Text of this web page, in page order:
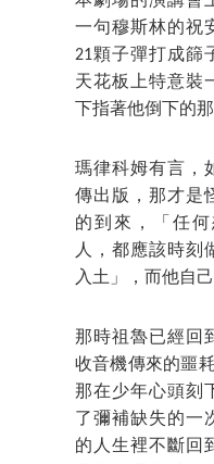
一句穆斯林的祝
21顆子彈打成篩
天花板上特意裝
下指著他倒下的
瑪律科姆有言，
傳出版，那才是
的到來，「任
人，都應該時刻
入土」，而他自
那時祖魯已經回
收音機傳來的噩
那在少年心頭刻
了彌補缺失的一
的人生裡不斷回